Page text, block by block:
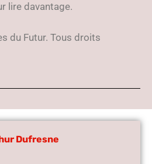
lire davantage.
du Futur. Tous droits
Dufresne